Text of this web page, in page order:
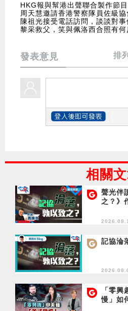
HKG報與幫港出聲聯合製作節
周天慧邀請香港警察隊員佐級
陳祖光接受電話訪問，談談對
黎采救父，笑與佩洛西合照有何
發表意見 排
相關
聲光伴
之？》
記協淪
「零
慢」如